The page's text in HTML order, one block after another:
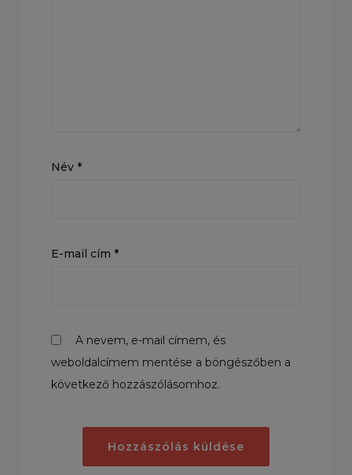
Név *
E-mail cím *
A nevem, e-mail címem, és
weboldalcímem mentése a böngészőben a
következő hozzászólásomhoz.